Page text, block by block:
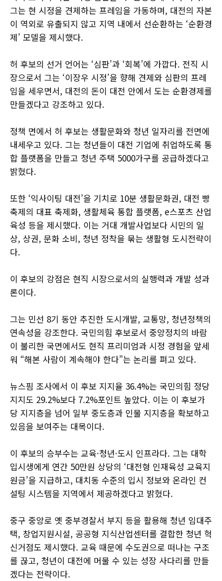
그는 현 시정을 견제하는 프레임을 가동하며, 대전의 자본
이 역외로 유출되지 않고 지역 내에서 선순환하는 ‘순환경
제’ 모델을 제시했다.
허 후보의 선거 언어는 ‘심판’과 ‘회복’에 가깝다. 전직 시
장으로서 그는 ‘이장우 시정’을 향해 견제와 심판의 프레
임을 세우면서, 대전의 돈이 대전 안에서 도는 순환경제를
만들겠다고 강조하고 있다.
정책 면에서 허 후보는 생활문화와 청년 일자리를 전면에
내세우고 있다. 그는 청년들이 대전 기업에 취업하도록 통
합 플랫폼을 만들고 청년 주택 5000가구를 공급하겠다고
밝혔다.
또한 ‘익사이팅 대전’을 기치로 10분 생활문화권, 대전 빵
축제의 대표 축제화, 생활체육 통합 플랫폼, e스포츠 산업
육성 등을 제시했다. 이는 거대 개발사업보다 시민의 일
상, 상권, 문화 소비, 청년 정착을 묶는 생활형 도시전략이
다.
이 후보의 강점은 현직 시장으로서의 실행력과 개발 성과
론이다.
그는 민선 8기 동안 추진한 도시개발, 교통망, 청년정책의
연속성을 강조한다. 국민의힘 후보로서 중앙정치의 바람
이 불리한 국면에서도 현직 프리미엄과 시정 경험을 앞세
워 “해본 사람이 계속해야 한다”는 논리를 펴고 있다.
뉴스핌 조사에서 이 후보 지지율 36.4%는 국민의힘 정당
지지도 29.2%보다 7.2%포인트 높았다. 이는 이 후보가
당 지지층을 넘어 일부 중도층과 인물 지지층을 확보하고
있음을 보여주는 대목이다.
이 후보의 승부수는 교육·청년·도시 인프라다. 그는 대학
입시생에게 연간 50만원 상당의 ‘대전형 인재육성 교육지
원금’을 지급하고, 대치동 수준의 입시 정보와 온라인 컨
설팅 시스템을 지역에서 제공하겠다고 밝혔다.
중구 중앙로 옛 중부경찰서 부지 등을 활용해 청년 임대주
택, 창업지원시설, 공공형 지식산업센터를 결합한 청년 혁
신거점도 제시했다. 교육 때문에 수도권으로 떠나는 구조
를 끊고, 청년이 대전에 머물 수 있는 성장 사다리를 만들
겠다는 전략이다.